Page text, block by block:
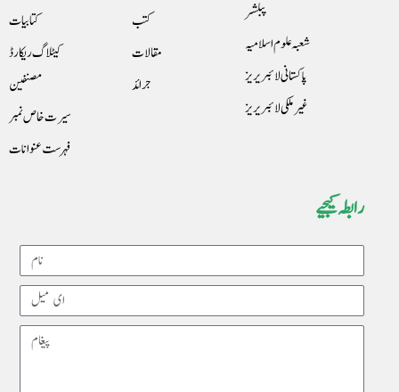
رابطہ کیجیے
Name
Email
Message
پبلشر
شعبہ علوم اسلامیہ
پاکستانی لائبریریز
غیرملکی لائبریریز
کتب
مقالات
جرائد
کتابیات
کیٹلاگ ریکارڈ
مصنفین
سیرت خاص نمبر
فہرست عنوانات